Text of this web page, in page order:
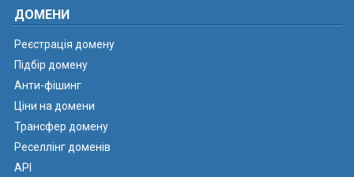
ДОМЕНИ
Реєстрація домену
Підбір домену
Анти-фішинг
Ціни на домени
Трансфер домену
Реселлінг доменів
API